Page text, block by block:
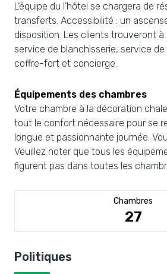
L’équipe du l’hôtel se chargera de
transferts. Accessibilité : un
disposition. Les clients trouveront à
service de blanchisserie, service
coffre-fort et concierge.
Équipements des chambres
Votre chambre à la décoration
tout le confort nécessaire pour se
longue et passionnante journée.
Veuillez noter que tous les
figurent pas dans toutes les
Chambres
27
Politiques